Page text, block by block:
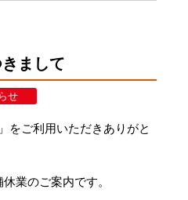
まして
せ
をご利用いただきありがと
業のご案内です。